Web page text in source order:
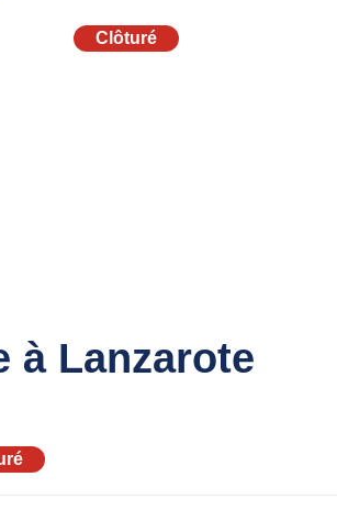
Clôturé
à Lanzarote